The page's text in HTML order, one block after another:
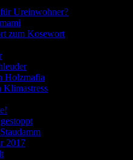
Ureinwohner?
zum Kosewort
Holzmafia
Klimastress
2017